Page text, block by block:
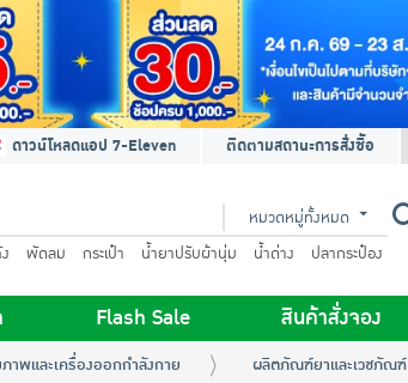
ดาวน์โหลดแอป 7-Eleven ติดตามสถานะการสั่งซื้อ
หมวดหมู่ทั้งหมด
พัดลม กระเป๋า น้ำยาปรับผ้านุ่ม น้ำด่าง ปลากระป๋อง
Flash Sale สินค้าสั่งจอง
าพและเครื่องออกกำลังกาย ผลิตภัณฑ์ยาและเวชภัณฑ์